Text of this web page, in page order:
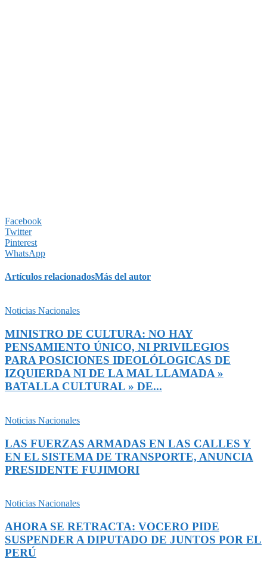
Facebook
Twitter
Pinterest
WhatsApp
Artículos relacionadosMás del autor
Noticias Nacionales
MINISTRO DE CULTURA: NO HAY
PENSAMIENTO ÚNICO, NI PRIVILEGIOS
PARA POSICIONES IDEOLÓLOGICAS DE
IZQUIERDA NI DE LA MAL LLAMADA »
BATALLA CULTURAL » DE...
Noticias Nacionales
LAS FUERZAS ARMADAS EN LAS CALLES Y
EN EL SISTEMA DE TRANSPORTE, ANUNCIA
PRESIDENTE FUJIMORI
Noticias Nacionales
AHORA SE RETRACTA: VOCERO PIDE
SUSPENDER A DIPUTADO DE JUNTOS POR EL
PERÚ